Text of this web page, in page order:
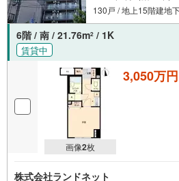
130戸 / 地上15階建地
6階 / 南 / 21.76m2 / 1K
賃貸中
画像2枚
3,050万円
株式会社ランドネット